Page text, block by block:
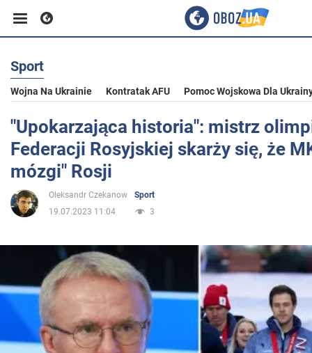
Biznes
Sport
Rozrywka
Życie
Społeczeństwo
Wojna na Ukrainie
Sport
Wojna Na Ukrainie Kontratak AFU Pomoc Wojskowa Dla
"Upokarzająca historia": mistrz
Federacji Rosyjskiej skarży się, że
mózgi" Rosji
Oleksandr Czekanow
Sport
19.07.2023 11:04
3